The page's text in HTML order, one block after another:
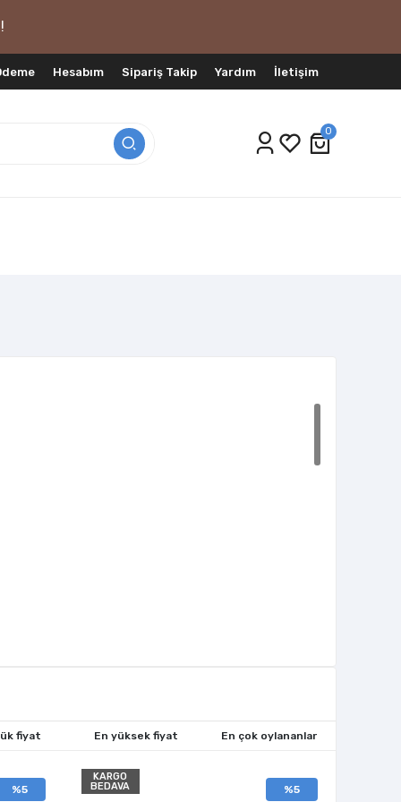
Hesabım Sipariş Takip Yardım İletişim
0
fiyat En yüksek fiyat En çok oylananlar
%5
KARGO
BEDAVA
%5